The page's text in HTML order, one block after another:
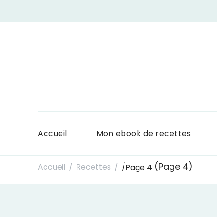
Accueil Mon ebook de recettes
Accueil / Recettes / /Page 4 (Page 4)